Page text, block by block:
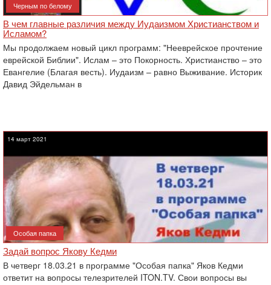
Черным по белому
В чем главные различия между Иудаизмом Христианством и
Исламом?
Мы продолжаем новый цикл программ: "Нееврейское прочтение
еврейской Библии". Ислам – это Покорность. Христианство – это
Евангелие (Благая весть). Иудаизм – равно Выживание. Историк
Давид Эйдельман в
14 март 2021
Особая папка
Задай вопрос Якову Кедми
В четверг 18.03.21 в программе "Особая папка" Яков Кедми
ответит на вопросы телезрителей ITON.TV. Свои вопросы вы